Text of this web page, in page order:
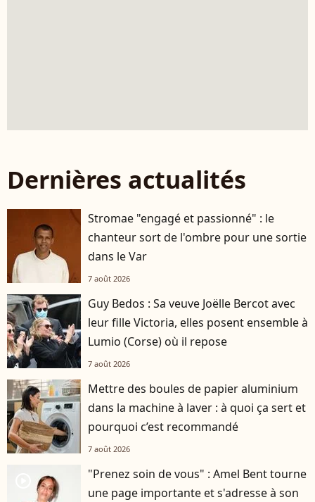
Dernières actualités
Stromae "engagé et passionné" : le
chanteur sort de l'ombre pour une sortie
dans le Var
7 août 2026
Guy Bedos : Sa veuve Joëlle Bercot avec
leur fille Victoria, elles posent ensemble à
Lumio (Corse) où il repose
7 août 2026
Mettre des boules de papier aluminium
dans la machine à laver : à quoi ça sert et
pourquoi c’est recommandé
7 août 2026
"Prenez soin de vous" : Amel Bent tourne
une page importante et s'adresse à son